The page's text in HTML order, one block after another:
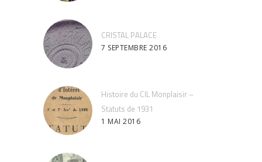
CRISTAL PALACE
7 SEPTEMBRE 2016
Histoire du CIL Monplaisir –
Statuts de 1931
1 MAI 2016